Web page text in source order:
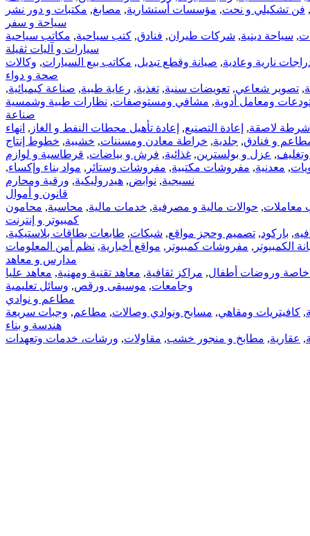
, فن تشكيلي و نحت, مؤسسات أستشارية, مصابغ, مكتبات و دور نشر
سياحة و سفر
, سياحة دينية, شركات طيران, فنادق, كتب سياحية, مكاتب سياحية
سيارات و آليات ثقيلة
نارية وعادية, صيانة وقطع تبديل, مكاتب بيع السيارات, وكالات
صحة و دواء
, تصوير شعاعي, تعويضات سنية, تغذية, رعاية طبية, صناعة كيميائية,
ومعامل أدوية, مشافي ومستوصفات, نظارات طبية وشمسية
صناعة
لاصقة, إعادة التصنيع, إعادة تأهيل محطات النفط و الغاز , انهاء
و فنادق, جلدية, خراطة معادن ومسننات, خشبية, خطوط إنتاج
, عزل و بولسترين, غذائية, فرش و بياضات, قرطاسية و لوازم
, معدنية, مفروشات مكتبية, مفروشات وستائر , مواد بناء وإكساء,
نسيجية, نوابض, هيدروليكية, ورقية ومحارم
قانون و أموال
معاملات, حوالات مالية و مصرفية, خدمات مالية, محاسبة, محامون
كمبيوتر و إنترنت
, باركود, تصميم وحجز مواقع, شبكات, طابعات بطاقات بلاستيكية,
الكمبيوتر , مفروشات كمبيوتر , مواقع أخبارية, نظم أمن المعلومات
مدارس و معاهد
وروضات أطفال, مراكز ثقافية, معاهد تقنية ومهنية, معاهد عليا
وجامعات, موسيقى ورقص, وسائل تعليمية
مطاعم و نوادي
, كافيتريات ومقاهي, مسابح ونوادي وصالات, مطاعم, وجبات سريعة
هندسة و بناء
, عقارية, مطابخ و منجور خشب, مقاولات, ورشات، خدمات وتعهدات